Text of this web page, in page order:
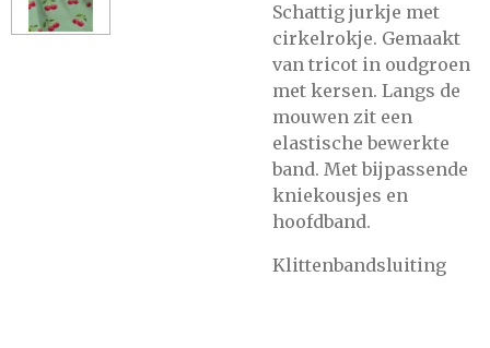
Schattig jurkje met
cirkelrokje. Gemaakt
van tricot in oudgroen
met kersen. Langs de
mouwen zit een
elastische bewerkte
band. Met bijpassende
kniekousjes en
hoofdband.
Klittenbandsluiting